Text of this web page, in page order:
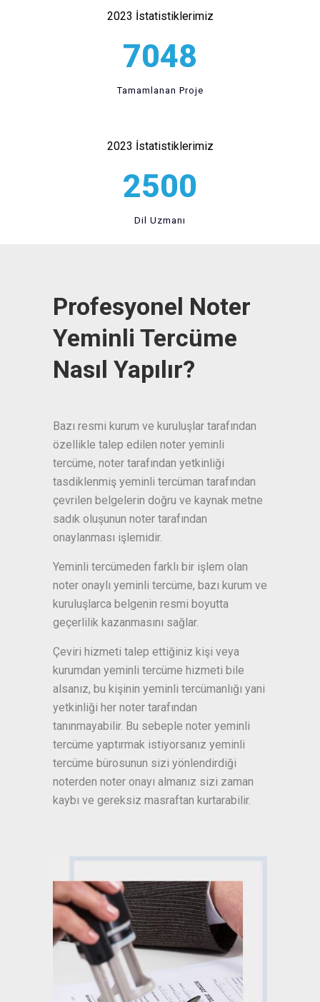
2023 İstatistiklerimiz
7048
Tamamlanan Proje
2023 İstatistiklerimiz
2500
Dil Uzmanı
Profesyonel Noter
Yeminli Tercüme
Nasıl Yapılır?
Bazı resmi kurum ve kuruluşlar tarafından
özellikle talep edilen noter yeminli
tercüme, noter tarafından yetkinliği
tasdiklenmiş yeminli tercüman tarafından
çevrilen belgelerin doğru ve kaynak metne
sadık oluşunun noter tarafından
onaylanması işlemidir.
Yeminli tercümeden farklı bir işlem olan
noter onaylı yeminli tercüme, bazı kurum ve
kuruluşlarca belgenin resmi boyutta
geçerlilik kazanmasını sağlar.
Çeviri hizmeti talep ettiğiniz kişi veya
kurumdan yeminli tercüme hizmeti bile
alsanız, bu kişinin yeminli tercümanlığı yani
yetkinliği her noter tarafından
tanınmayabilir. Bu sebeple noter yeminli
tercüme yaptırmak istiyorsanız yeminli
tercüme bürosunun sizi yönlendirdiği
noterden noter onayı almanız sizi zaman
kaybı ve gereksiz masraftan kurtarabilir.